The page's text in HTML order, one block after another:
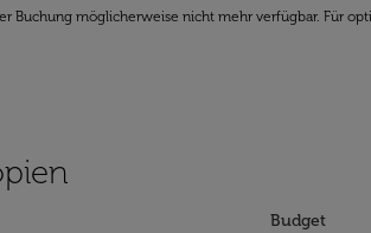
möglicherweise nicht mehr verfügbar. Für
Budget